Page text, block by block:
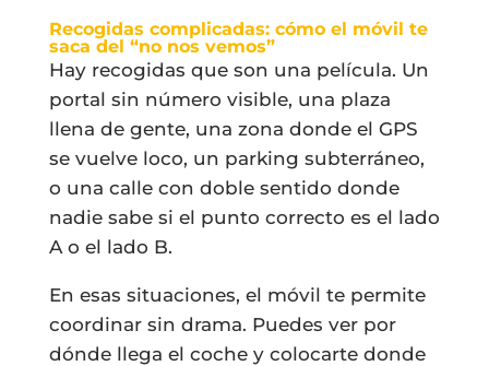
Recogidas complicadas: cómo el móvil te
saca del “no nos vemos”
Hay recogidas que son una película. Un
portal sin número visible, una plaza
llena de gente, una zona donde el GPS
se vuelve loco, un parking subterráneo,
o una calle con doble sentido donde
nadie sabe si el punto correcto es el lado
A o el lado B.
En esas situaciones, el móvil te permite
coordinar sin drama. Puedes ver por
dónde llega el coche y colocarte donde